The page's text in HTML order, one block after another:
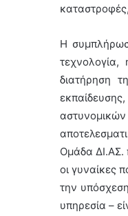
Η
διατήρηση
Ομάδα ΔΙ.ΑΣ.
οι γυναίκες
την
υπηρεσία –